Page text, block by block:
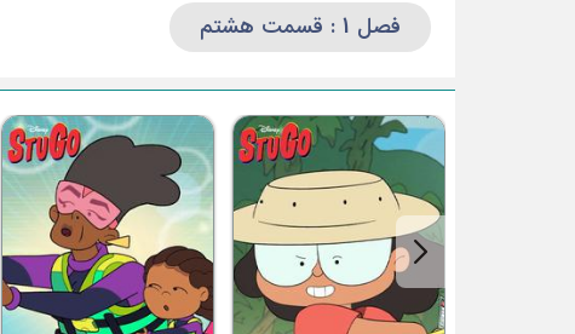
فصل 1 : قسمت هشتم